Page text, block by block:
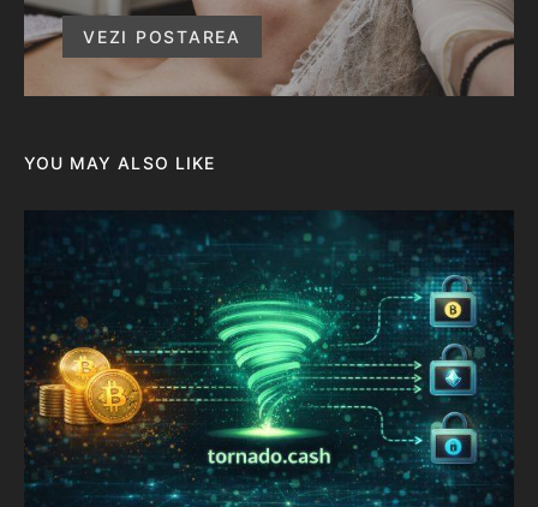
VEZI POSTAREA
YOU MAY ALSO LIKE